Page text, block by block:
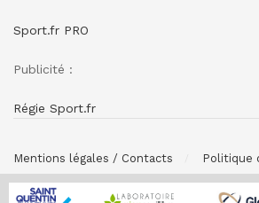
Sport.fr PRO
Publicité :
Régie Sport.fr
Mentions légales / Contacts Politique
© SPONSORING.FR